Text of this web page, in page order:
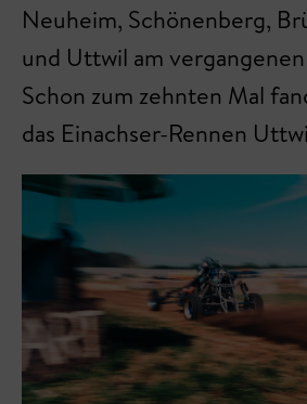
Neuheim, Schönenberg,
und Uttwil am
Schon zum zehnten Mal
das Einachser-Rennen